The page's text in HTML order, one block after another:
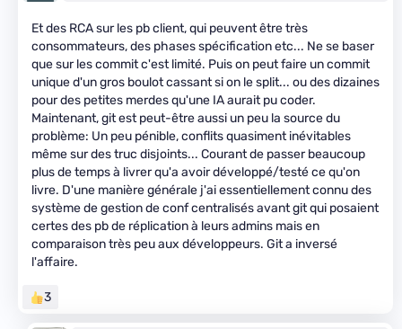
Et des RCA sur les pb client, qui peuvent être très
consommateurs, des phases spécification etc... Ne se baser
que sur les commit c'est limité. Puis on peut faire un commit
unique d'un gros boulot cassant si on le split... ou des dizaines
pour des petites merdes qu'une IA aurait pu coder.
Maintenant, git est peut-être aussi un peu la source du
problème: Un peu pénible, conflits quasiment inévitables
même sur des truc disjoints... Courant de passer beaucoup
plus de temps à livrer qu'a avoir développé/testé ce qu'on
livre. D'une manière générale j'ai essentiellement connu des
système de gestion de conf centralisés avant git qui posaient
certes des pb de réplication à leurs admins mais en
comparaison très peu aux développeurs. Git a inversé
l'affaire.
3